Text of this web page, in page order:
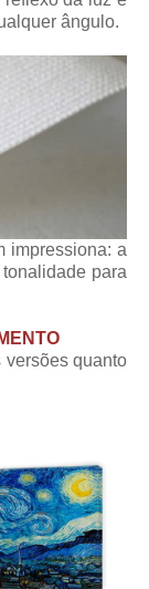
ângulo.
impressiona: a
para
versões quanto